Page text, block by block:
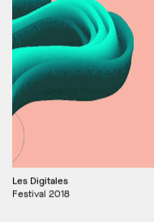
Les Digitales
Festival 2018